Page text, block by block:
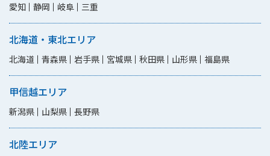
愛知 静岡 岐阜 三重
北海道・東北エリア
北海道 青森県 岩手県 宮城県 秋田県 山形県 福島県
甲信越エリア
新潟県 山梨県 長野県
北陸エリア